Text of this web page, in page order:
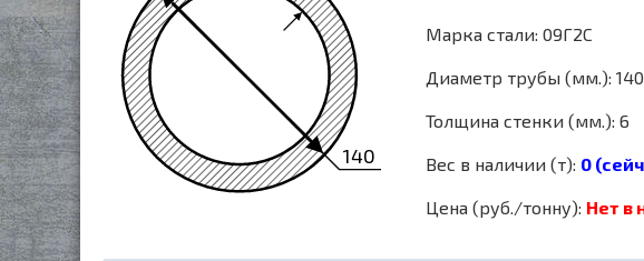
140
Марка стали: 09Г2С
Диаметр трубы (мм.): 140
Толщина стенки (мм.): 6
Вес в наличии (т): 0
Цена (руб./тонну): Нет в